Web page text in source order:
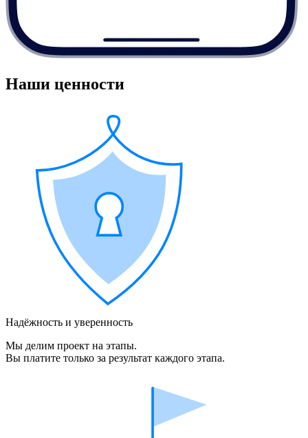
Наши ценности
Надёжность и уверенность
Мы делим проект на этапы.
Вы платите только за результат каждого этапа.